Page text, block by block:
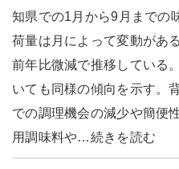
知県での1月から9月までの
荷量は月によって変動があ
前年比微減で推移している
いても同様の傾向を示す。
での調理機会の減少や簡便
用調味料や…続きを読む